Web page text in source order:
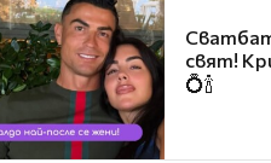
свят!
💍🍾